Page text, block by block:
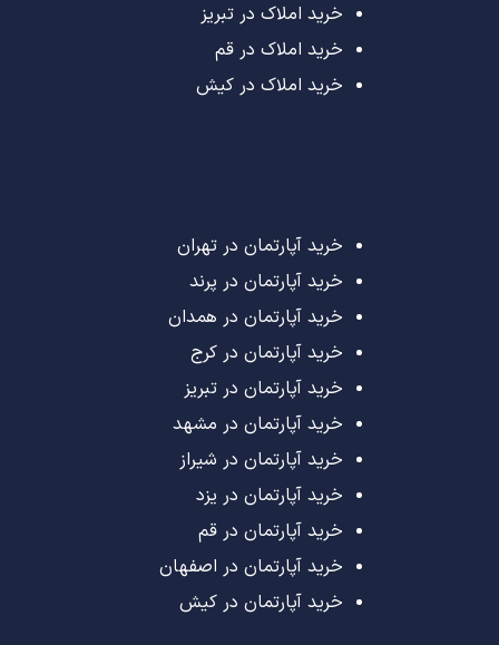
خرید املاک در تبریز
خرید املاک در قم
خرید املاک در کیش
خرید آپارتمان در تهران
خرید آپارتمان در پرند
خرید آپارتمان در همدان
خرید آپارتمان در کرج
خرید آپارتمان در تبریز
خرید آپارتمان در مشهد
خرید آپارتمان در شیراز
خرید آپارتمان در یزد
خرید آپارتمان در قم
خرید آپارتمان در اصفهان
خرید آپارتمان در کیش